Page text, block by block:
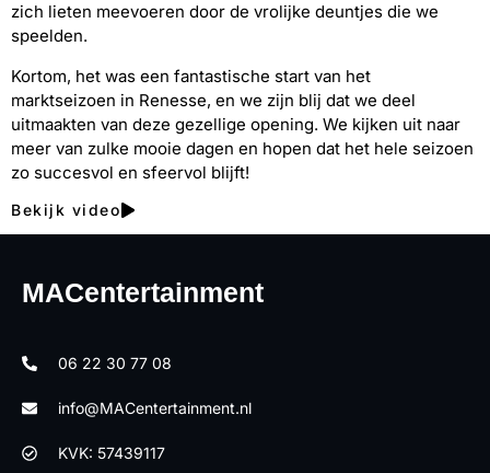
zich lieten meevoeren door de vrolijke deuntjes die we
speelden.
Kortom, het was een fantastische start van het
marktseizoen in Renesse, en we zijn blij dat we deel
uitmaakten van deze gezellige opening. We kijken uit naar
meer van zulke mooie dagen en hopen dat het hele seizoen
zo succesvol en sfeervol blijft!
Bekijk video
MACentertainment
06 22 30 77 08
info@MACentertainment.nl
KVK: 57439117